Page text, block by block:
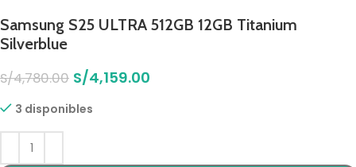
Samsung S25 ULTRA 512GB 12GB Titanium
Silverblue
S/4,780.00 S/4,159.00
3 disponibles